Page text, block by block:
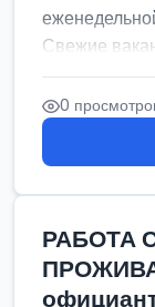
Свежие
0
РАБОТА